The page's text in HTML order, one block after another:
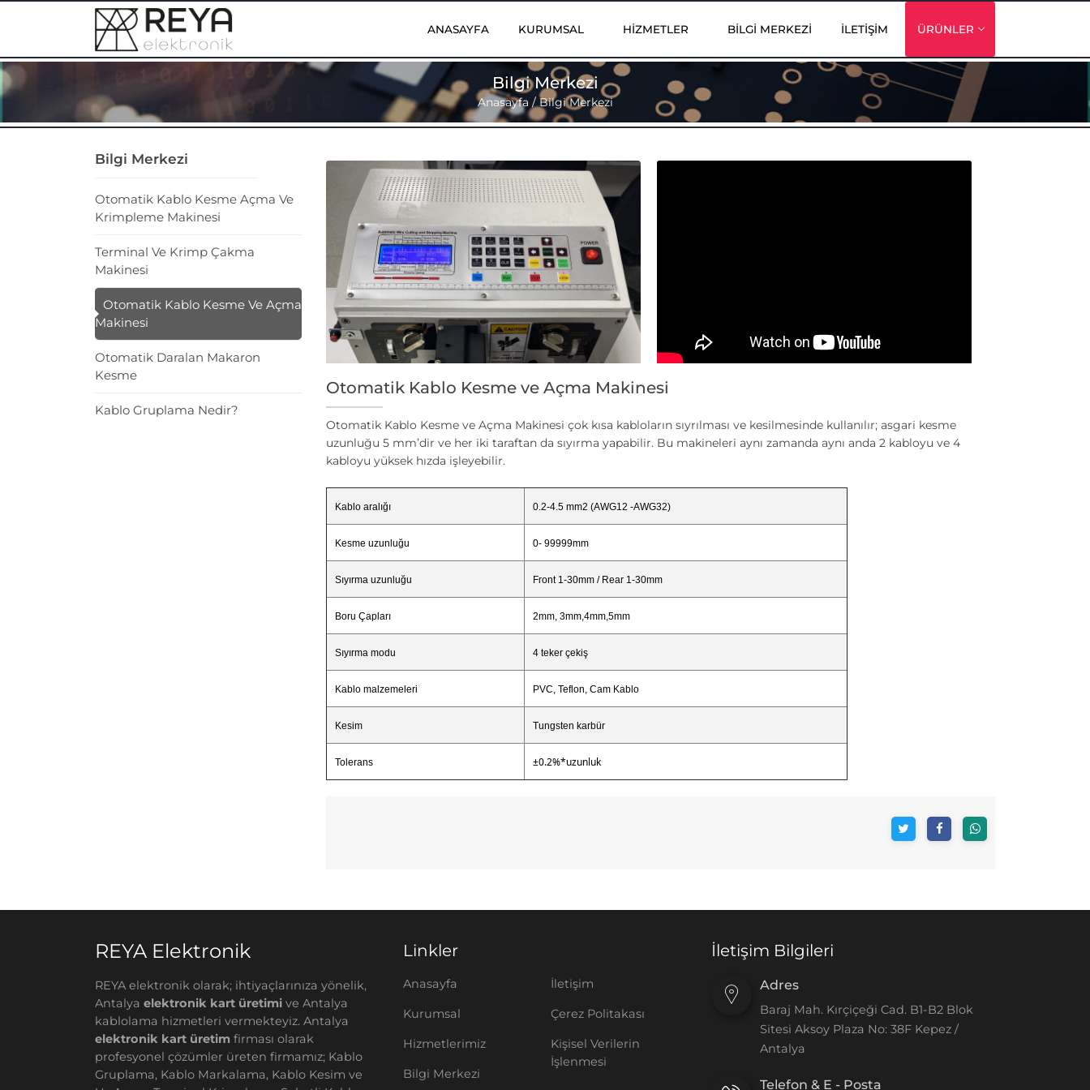
ANASAYFA KURUMSAL HIZMETLER BILGI MERKEZI İLETIŞIM ÜRÜNLER
Bilgi Merkezi
Anasayfa / Bilgi Merkezi
Bilgi Merkezi
Otomatik Kablo Kesme Açma Ve
Krimpleme Makinesi
Terminal Ve Krimp Çakma
Makinesi
Otomatik Kablo Kesme Ve Açma
Makinesi
Otomatik Daralan Makaron
Kesme
Kablo Gruplama Nedir?
Otomatik Kablo Kesme ve Açma Makinesi
Otomatik Kablo Kesme ve Açma Makinesi çok kısa kabloların sıyrılması ve kesilmesinde kullanılır; asgari kesme
uzunluğu 5 mm’dir ve her iki taraftan da sıyırma yapabilir. Bu makineleri aynı zamanda aynı anda 2 kabloyu ve 4
kabloyu yüksek hızda işleyebilir.
Kablo aralığı 0.2-4.5 mm2 (AWG12 -AWG32)
Kesme uzunluğu 0- 99999mm
Sıyırma uzunluğu Front 1-30mm / Rear 1-30mm
Boru Çapları 2mm, 3mm,4mm,5mm
Sıyırma modu 4 teker çekiş
Kablo malzemeleri PVC, Teflon, Cam Kablo
Kesim Tungsten karbür
Tolerans ±0.2%*uzunluk
REYA Elektronik
REYA elektronik olarak; ihtiyaçlarınıza yönelik,
Antalya elektronik kart üretimi ve Antalya
kablolama hizmetleri vermekteyiz. Antalya
elektronik kart üretim firması olarak
profesyonel çözümler üreten firmamız; Kablo
Gruplama, Kablo Markalama, Kablo Kesim ve
Linkler
Anasayfa
Kurumsal
Hizmetlerimiz
Bilgi Merkezi
İletişim
Çerez Politakası
Kişisel Verilerin
İşlenmesi
İletişim Bilgileri
Adres
Baraj Mah. Kırçiçeği Cad. B1-B2 Blok
Sitesi Aksoy Plaza No: 38F Kepez /
Antalya
Telefon & E - Posta